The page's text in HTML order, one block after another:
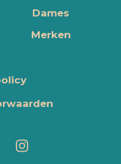
Dames
Merken